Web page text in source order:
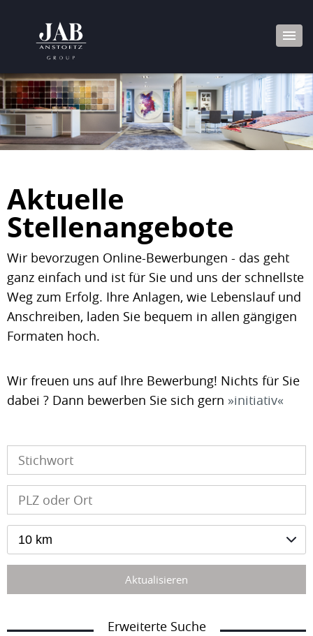
Aktuelle
Stellenangebote
Wir bevorzugen Online-Bewerbungen - das geht
ganz einfach und ist für Sie und uns der schnellste
Weg zum Erfolg. Ihre Anlagen, wie Lebenslauf und
Anschreiben, laden Sie bequem in allen gängigen
Formaten hoch.
Wir freuen uns auf Ihre Bewerbung! Nichts für Sie
dabei ? Dann bewerben Sie sich gern
initiativ
10 km
Aktualisieren
Erweiterte Suche